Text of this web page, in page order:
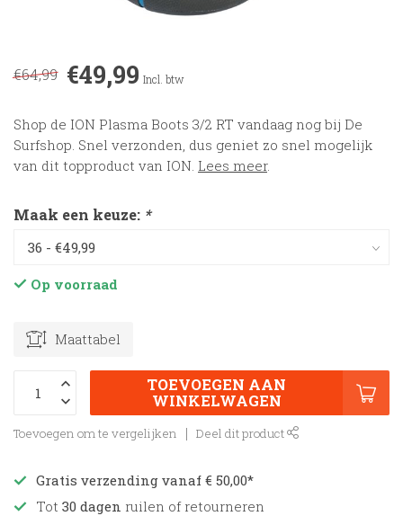
€64,99 €49,99 Incl. btw
Shop de ION Plasma Boots 3/2 RT vandaag nog bij De
Surfshop. Snel verzonden, dus geniet zo snel mogelijk
van dit topproduct van ION. Lees meer.
Maak een keuze: *
Op voorraad
Maattabel
TOEVOEGEN AAN
WINKELWAGEN
Toevoegen om te vergelijken Deel dit product
Gratis verzending vanaf € 50,00*
Tot 30 dagen ruilen of retourneren